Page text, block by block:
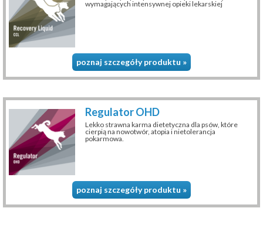
wymagających intensywnej opieki lekarskiej
poznaj szczegóły produktu »
Regulator OHD
Lekko strawna karma dietetyczna dla psów, które
cierpią na nowotwór, atopia i nietolerancja
pokarmowa.
poznaj szczegóły produktu »